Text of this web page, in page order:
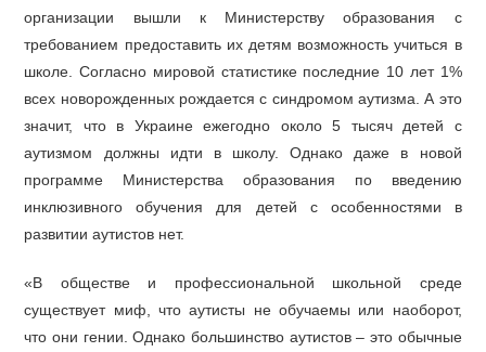
организации вышли к Министерству образования с
требованием предоставить их детям возможность учиться в
школе. Согласно мировой статистике последние 10 лет 1%
всех новорожденных рождается с синдромом аутизма. А это
значит, что в Украине ежегодно около 5 тысяч детей с
аутизмом должны идти в школу. Однако даже в новой
программе Министерства образования по введению
инклюзивного обучения для детей с особенностями в
развитии аутистов нет.
«В обществе и профессиональной школьной среде
существует миф, что аутисты не обучаемы или наоборот,
что они гении. Однако большинство аутистов – это обычные